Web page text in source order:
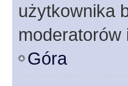
użytkownika
Góra